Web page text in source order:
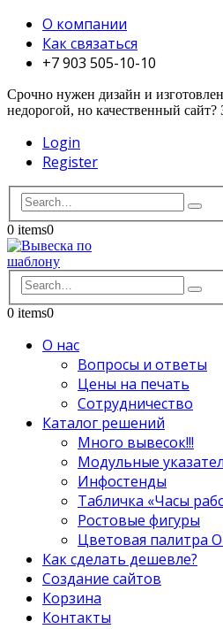
О компании
Как связаться
+7 903 505-10-10
Срочно нужен дизайн и
недорогой, но качественный
Login
Register
0 items0
0 items0
О нас
Вопросы и ответы
Цены на печать
Сотрудничество
Каталог решений
Много вывесок!!!
Модульные
Инфостенды
Табличка «Часы
Ростовые фигуры
Цветовая палитра
Как сделать дешевле?
Создание сайтов
Корзина
Контакты